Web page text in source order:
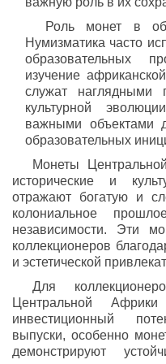
Роль монет в
Нумизматика часто
образовательных
изучение
служат наглядными
культурной
важными объектами
образовательных
Монеты
исторические и
отражают богатую и
колониальное
независимости. Эти
коллекционеров
и эстетической
Для
Центральной Африки
инвестиционный
выпуски, особенно
демонстрируют